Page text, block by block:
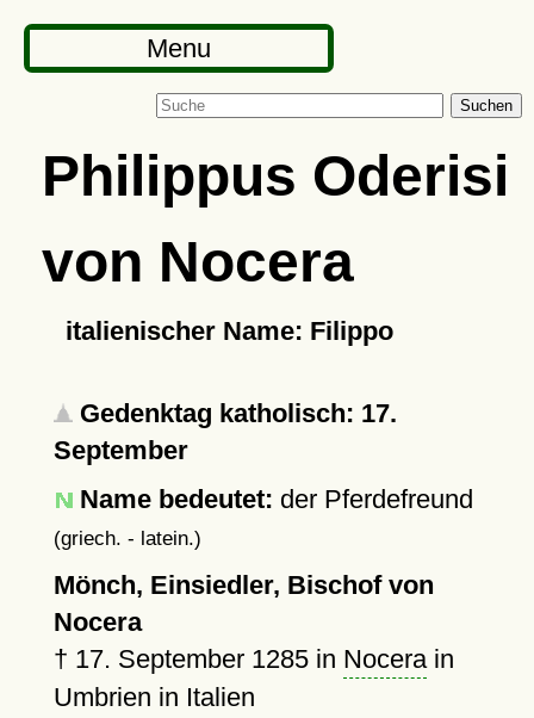
Menu
Suchen
Philippus Oderisi
von Nocera
italienischer Name: Filippo
Gedenktag katholisch: 17.
September
Name bedeutet: der Pferdefreund
(griech. - latein.)
Mönch, Einsiedler, Bischof von
Nocera
† 17. September 1285in Nocerain
Umbrien in Italien